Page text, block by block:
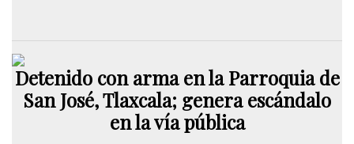
Detenido con arma en la Parroquia de
San José, Tlaxcala; genera escándalo
en la vía pública